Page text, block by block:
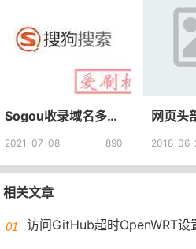
Sogou收录域名多少钱？为什么搜狗收录域名那么不值钱了？
2021-07-08 890 2018-06-
相关文章
访问GitHub超时OpenWRT设置加速访问